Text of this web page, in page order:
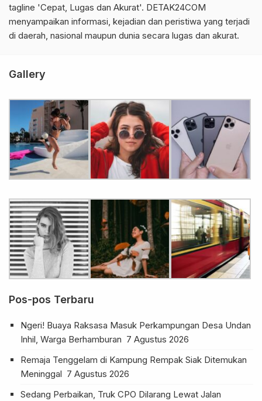
tagline 'Cepat, Lugas dan Akurat'. DETAK24COM
menyampaikan informasi, kejadian dan peristiwa yang terjadi
di daerah, nasional maupun dunia secara lugas dan akurat.
Gallery
Pos-pos Terbaru
Ngeri! Buaya Raksasa Masuk Perkampungan Desa Undan
Inhil, Warga Berhamburan 7 Agustus 2026
Remaja Tenggelam di Kampung Rempak Siak Ditemukan
Meninggal 7 Agustus 2026
Sedang Perbaikan, Truk CPO Dilarang Lewat Jalan